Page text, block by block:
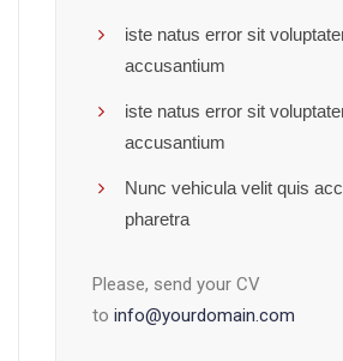
iste natus error sit
accusantium
iste natus error sit
accusantium
Nunc vehicula velit quis
pharetra
Please, send your CV
to info@yourdomain.com